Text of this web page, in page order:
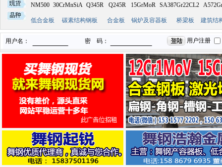
NM500 30CrMnSiA Q345R Q245R 15GrMoR SA387Gr22CL2
低合金板 碳素结构钢板 合金板 锅炉及容器板 桥梁板 建筑结